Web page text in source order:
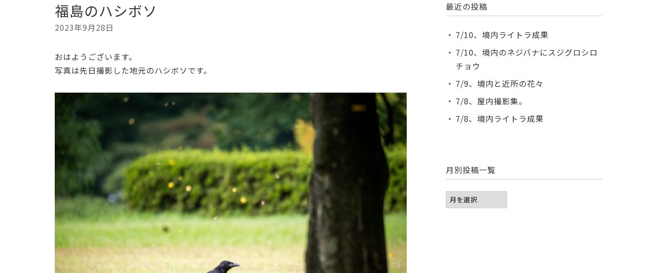
福島のハシボソ
2023年9月28日
おはようございます。
写真は先日撮影した地元のハシボソです。
最近の投稿
7/10、境内ライトラ成果
7/10、境内のネジバナにスジグロシロ
チョウ
7/9、境内と近所の花々
7/8、屋内撮影集。
7/8、境内ライトラ成果
月別投稿一覧